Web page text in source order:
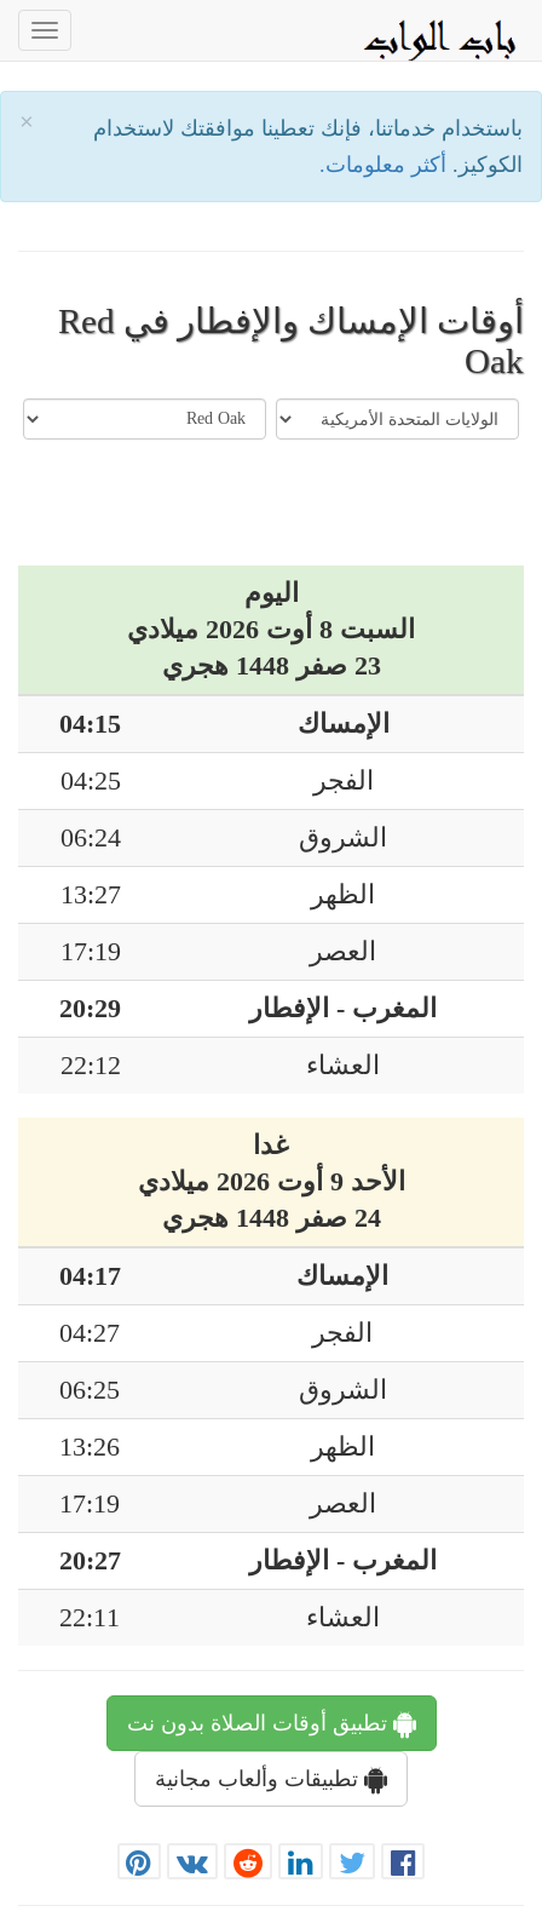
×
باستخدام خدماتنا، فإنك تعطينا موافقتك لاستخدام
الكوكيز. أكثر معلومات.
أوقات الإمساك والإفطار في Red
Oak
اليوم
السبت 8 أوت 2026 ميلادي
23 صفر 1448 هجري
الإمساك
04:15
الفجر
04:25
الشروق
06:24
الظهر
13:27
العصر
17:19
المغرب - الإفطار
20:29
العشاء
22:12
غدا
الأحد 9 أوت 2026 ميلادي
24 صفر 1448 هجري
الإمساك
04:17
الفجر
04:27
الشروق
06:25
الظهر
13:26
العصر
17:19
المغرب - الإفطار
20:27
العشاء
22:11
تطبيق أوقات الصلاة بدون نت
تطبيقات وألعاب مجانية